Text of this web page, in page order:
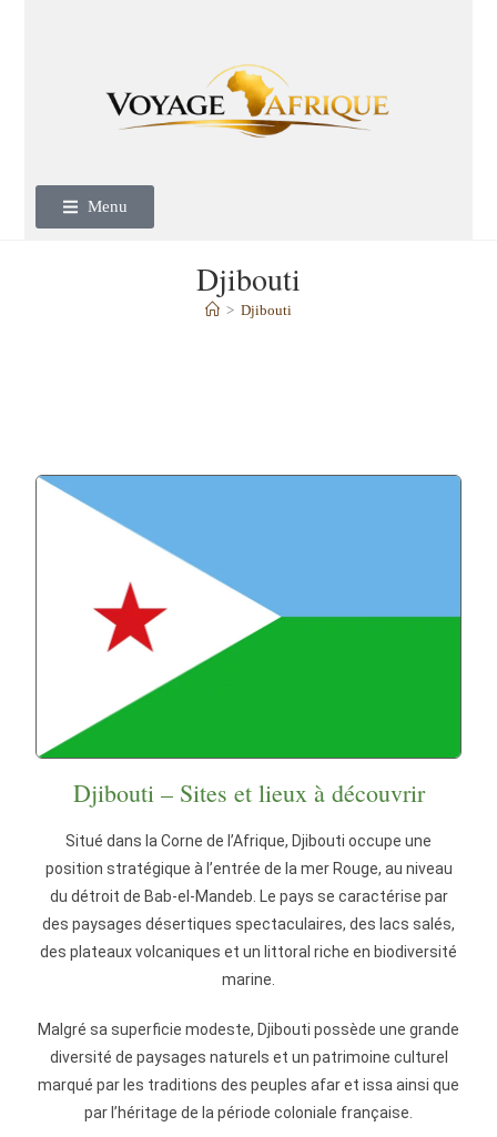
Menu
Djibouti
> Djibouti
Djibouti – Sites et lieux à découvrir
Situé dans la Corne de l’Afrique, Djibouti occupe une
position stratégique à l’entrée de la mer Rouge, au niveau
du détroit de Bab-el-Mandeb. Le pays se caractérise par
des paysages désertiques spectaculaires, des lacs salés,
des plateaux volcaniques et un littoral riche en biodiversité
marine.
Malgré sa superficie modeste, Djibouti possède une grande
diversité de paysages naturels et un patrimoine culturel
marqué par les traditions des peuples afar et issa ainsi que
par l’héritage de la période coloniale française.